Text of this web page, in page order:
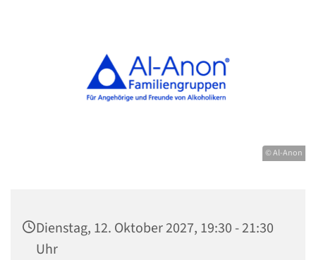
© Al-Anon
Dienstag, 12. Oktober 2027, 19:30 - 21:30
Uhr